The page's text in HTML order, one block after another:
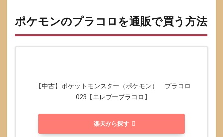
らい
6.2
予約
告知
子ど
ポケモンのプラコロを通販で買う方法
【中古】ポケットモンスター（ポケモン） プラコロ
023【エレブープラコロ】
楽天から探す